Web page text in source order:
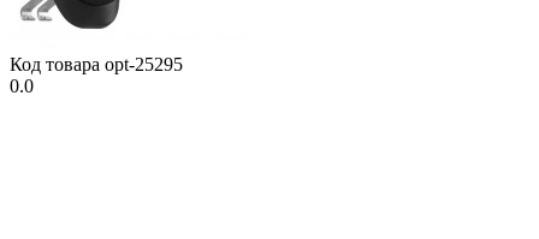
Код товара opt-25295
0.0